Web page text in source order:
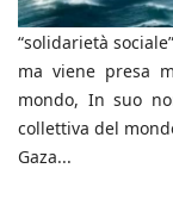
“solidarietà
ma viene presa
mondo, In suo
collettiva del
Gaza...